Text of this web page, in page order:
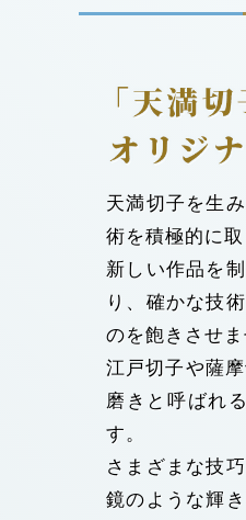
天満切子を生
術を積極的に
新しい作品を
り、確かな技
のを飽きさせま
江戸切子や薩
磨きと呼ばれ
す。
さまざまな技
鏡のような輝